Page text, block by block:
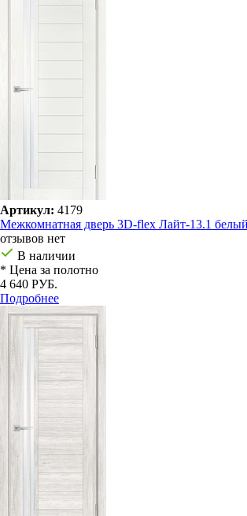
Артикул: 4179
Межкомнатная дверь 3D-flex Лайт-13.1
отзывов нет
В наличии
* Цена за полотно
4 640 РУБ.
Подробнее